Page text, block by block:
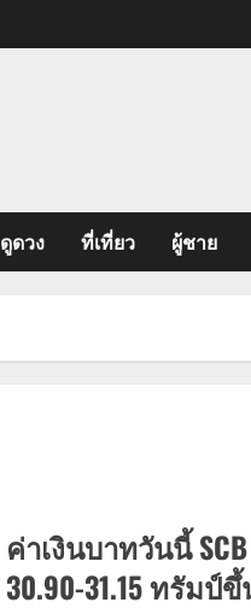
ดูดวง ที่เที่ยว ผู้ชาย
ค่าเงินบาทวันนี้
30.90-31.15 ทรัมป์